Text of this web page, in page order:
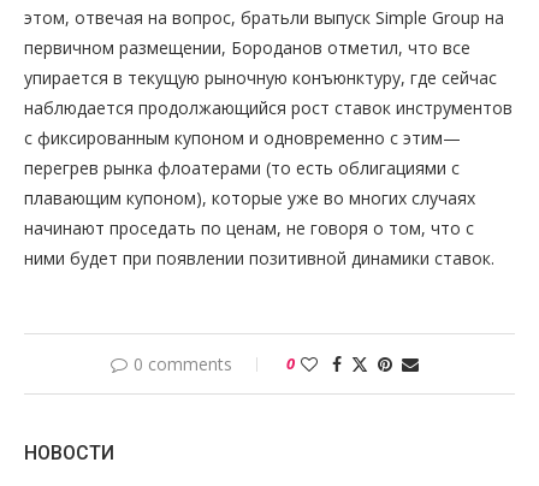
этом, отвечая на вопрос, братьли выпуск Simple Group на
первичном размещении, Бороданов отметил, что все
упирается в текущую рыночную конъюнктуру, где сейчас
наблюдается продолжающийся рост ставок инструментов
с фиксированным купоном и одновременно с этим—
перегрев рынка флоатерами (то есть облигациями с
плавающим купоном), которые уже во многих случаях
начинают проседать по ценам, не говоря о том, что с
ними будет при появлении позитивной динамики ставок.
0 comments 0
НОВОСТИ